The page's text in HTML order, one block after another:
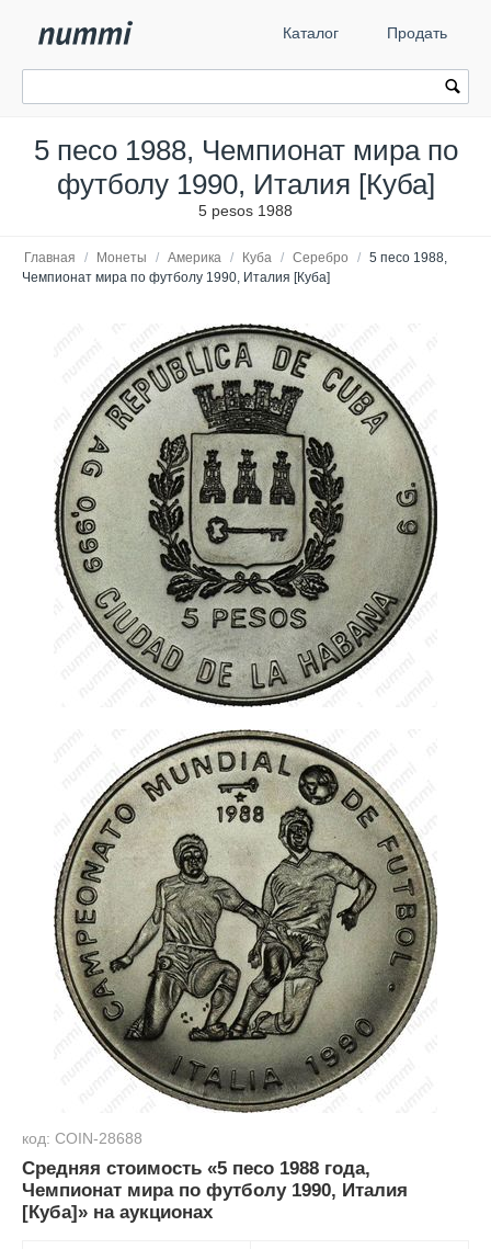
Каталог Продать
5 песо 1988, Чемпионат мира по
футболу 1990, Италия [Куба]
5 pesos 1988
Главная / Монеты / Америка / Куба / Серебро / 5 песо 1988,
Чемпионат мира по футболу 1990, Италия [Куба]
код: COIN-28688
Средняя стоимость «5 песо 1988 года,
Чемпионат мира по футболу 1990, Италия
[Куба]» на аукционах